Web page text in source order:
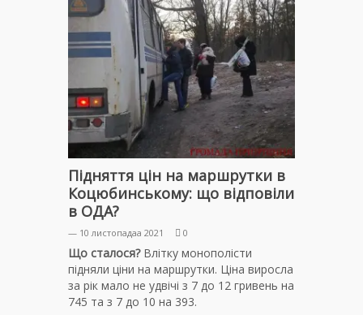
Підняття цін на маршрутки в
Коцюбинському: що відповіли
в ОДА?
— 10 листопадаа 2021 0
Що сталося?Влітку монополісти
підняли ціни на маршрутки. Ціна виросла
за рік мало не удвічі з 7 до 12 гривень на
745 та з 7 до 10 на 393.